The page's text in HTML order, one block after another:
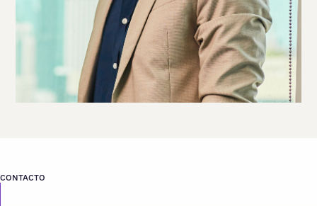
desde
MADRID
CONTACTO